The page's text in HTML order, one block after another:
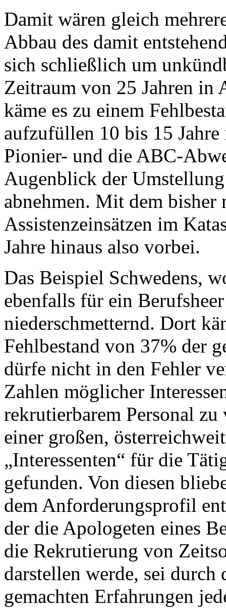
Damit wären gleich
Abbau des damit
sich schließlich um
Zeitraum von 25 Jahren in
käme es zu einem
aufzufüllen 10 bis 15
Pionier- und die ABC-
Augenblick der
abnehmen. Mit dem
Assistenzeinsätzen im
Jahre hinaus also vorbei.
Das Beispiel Schwedens,
ebenfalls für ein
niederschmetternd. Dort
Fehlbestand von 37% der
dürfe nicht in den Fehler
Zahlen möglicher
rekrutierbarem Personal
einer großen,
„Interessenten“ für die
gefunden. Von diesen
dem Anforderungsprofil
der die Apologeten eines
die Rekrutierung von
darstellen werde, sei
gemachten Erfahrungen